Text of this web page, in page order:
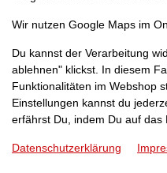
PIZZA
mit Dönerfleisch, roten
JETZT
Wir nutzen Google Maps im
Du kannst der Verarbeitung
ablehnen" klickst. In diesem
Funktionalitäten im Webshop
Einstellungen kannst du
erfährst Du, indem Du auf das
Datenschutzerklärung